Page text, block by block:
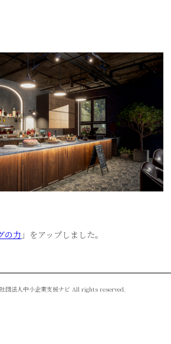
の力 」をアップしました。
団法人中小企業支援ナビ All rights reserved.